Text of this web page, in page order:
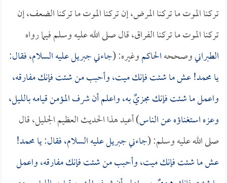
تركنا الموت ما تركنا المرض، إن تركنا الموت ما تركنا الضعف، إن
تركنا الموت ما تركنا الفراق، قال صلى الله عليه وسلم فيما رواه
الطبرانيوصححهالحاكموغيره: (جاءني جبريل عليه السلام، فقال:
يا محمد! عش ما شئت فإنك ميت، وأحبب من شئت فإنك مفارقه،
واعمل ما شئت فإنك مجزيٌ به، واعلم أن شرف المؤمن قيامه بالليل،
وعزه استغناؤه عن الناس) أعيد هذا الحديث العظيم الجليل، قال
صلى الله عليه وسلم: (جاءني جبريل عليه السلام، فقال: يا محمد!
عش ما شئت فإنك ميت، وأحبب من شئت فإنك مفارقه، واعمل